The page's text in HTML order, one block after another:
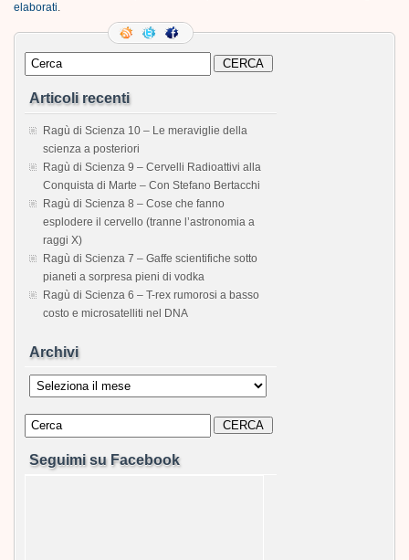
elaborati
Articoli recenti
Ragù di Scienza 10 – Le meraviglie della
scienza a posteriori
Ragù di Scienza 9 – Cervelli Radioattivi alla
Conquista di Marte – Con Stefano Bertacchi
Ragù di Scienza 8 – Cose che fanno
esplodere il cervello (tranne l’astronomia a
raggi X)
Ragù di Scienza 7 – Gaffe scientifiche sotto
pianeti a sorpresa pieni di vodka
Ragù di Scienza 6 – T-rex rumorosi a basso
costo e microsatelliti nel DNA
Archivi
Archivi
Seguimi su Facebook